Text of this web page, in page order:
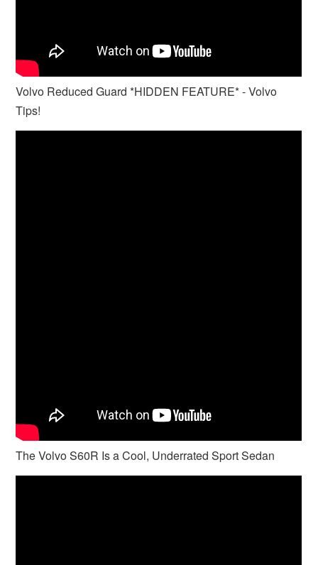
Volvo Reduced Guard *HIDDEN FEATURE* - Volvo
Tips!
The Volvo S60R Is a Cool, Underrated Sport Sedan